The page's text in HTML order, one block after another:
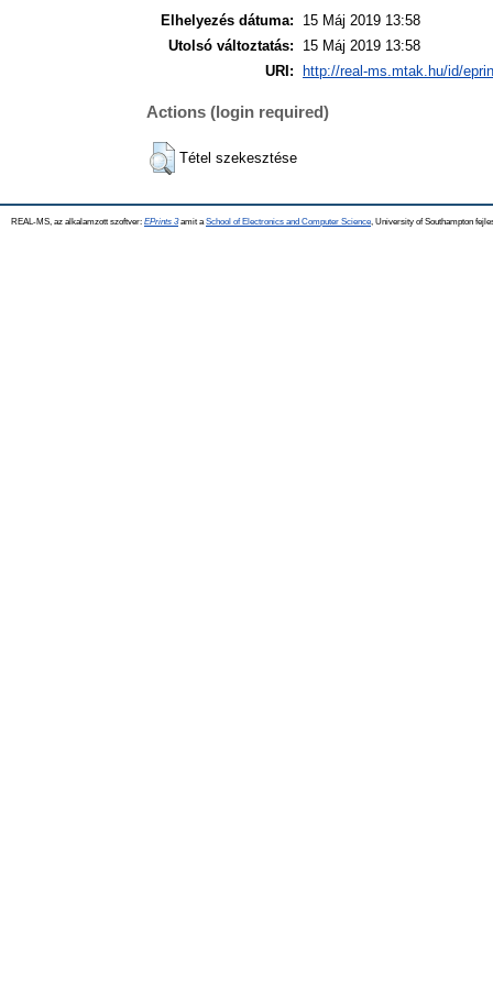
Elhelyezés dátuma:
15 Máj 2019 13:58
Utolsó változtatás:
15 Máj 2019 13:58
URI:
http://real-ms.mtak.hu/id/
Actions (login required)
Tétel szekesztése
REAL-MS, az alkalamzott szoftver: EPrints 3amit a School of Electronics and Computer Science , University of Southampton